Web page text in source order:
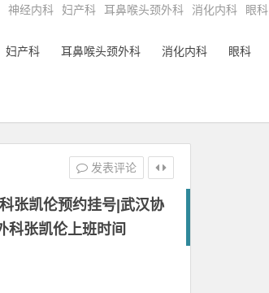
神经内科 妇产科 耳鼻喉头颈外科 消化内科 眼科
妇产科 耳鼻喉头颈外科 消化内科 眼科
张凯伦预约挂号|武汉协
科张凯伦上班时间
发表评论